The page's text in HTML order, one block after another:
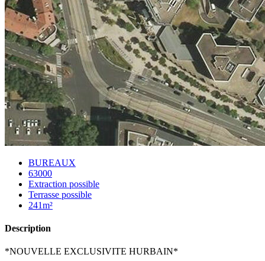
BUREAUX
63000
Extraction possible
Terrasse possible
241m²
Description
*NOUVELLE EXCLUSIVITE HURBAIN*